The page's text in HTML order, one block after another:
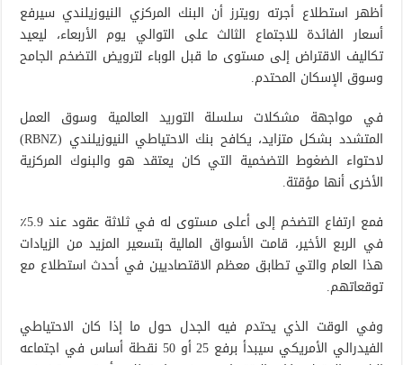
أظهر استطلاع أجرته رويترز أن البنك المركزي النيوزيلندي سيرفع
أسعار الفائدة للاجتماع الثالث على التوالي يوم الأربعاء، ليعيد
تكاليف الاقتراض إلى مستوى ما قبل الوباء لترويض التضخم الجامح
وسوق الإسكان المحتدم.
في مواجهة مشكلات سلسلة التوريد العالمية وسوق العمل
المتشدد بشكل متزايد، يكافح بنك الاحتياطي النيوزيلندي (RBNZ)
لاحتواء الضغوط التضخمية التي كان يعتقد هو والبنوك المركزية
الأخرى أنها مؤقتة.
فمع ارتفاع التضخم إلى أعلى مستوى له في ثلاثة عقود عند 5.9٪
في الربع الأخير، قامت الأسواق المالية بتسعير المزيد من الزيادات
هذا العام والتي تطابق معظم الاقتصاديين في أحدث استطلاع مع
توقعاتهم.
وفي الوقت الذي يحتدم فيه الجدل حول ما إذا كان الاحتياطي
الفيدرالي الأمريكي سيبدأ برفع 25 أو 50 نقطة أساس في اجتماعه